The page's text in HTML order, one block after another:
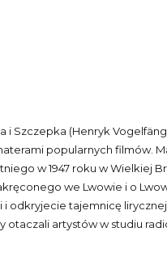
i Szczepka (Henryk
popularnych filmów.
w 1947 roku w Wielkiej
we Lwowie i o
i odkryjecie tajemnicę lirycznej
otaczali artystów w studiu